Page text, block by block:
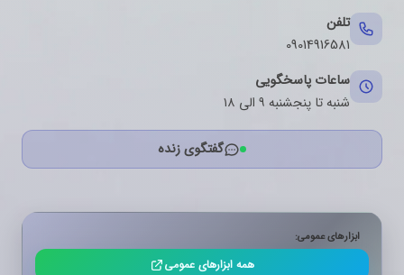
تلفن
09014916581
ساعات پاسخگویی
شنبه تا پنجشنبه ۹ الی ۱۸
گفتگوی زنده
ابزارهای عمومی:
همه ابزارهای عمومی